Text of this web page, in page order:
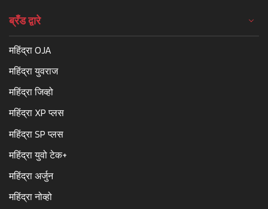
ब्रँड द्वारे
महिंद्रा OJA
महिंद्रा युवराज
महिंद्रा जिव्हो
महिंद्रा XP प्लस
महिंद्रा SP प्लस
महिंद्रा युवो टेक+
महिंद्रा अर्जुन
महिंद्रा नोव्हो